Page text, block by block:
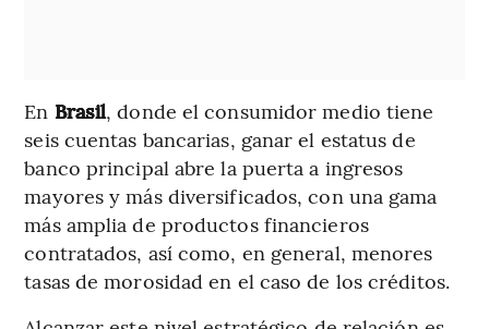
En Brasil, donde el consumidor medio tiene
seis cuentas bancarias, ganar el estatus de
banco principal abre la puerta a ingresos
mayores y más diversificados, con una gama
más amplia de productos financieros
contratados, así como, en general, menores
tasas de morosidad en el caso de los créditos.